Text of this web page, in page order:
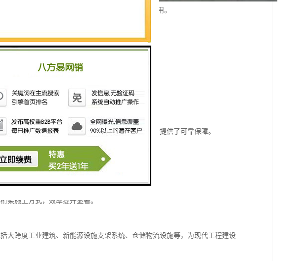
C形对称结构，在建筑行业中发挥着不可替代的作用。
其惯性矩显著提升，单米承载力表现优异。
桁架搭建，为建筑结构提供了更多可能性。
高抗震设防要求下仍能保持结构完整，为建筑安全提供了可靠保障。
，可实现精准的预制下料。
架施工方式，效率提升显著。
大跨度工业建筑、新能源设施支架系统、仓储物流设施等，为现代工程建设